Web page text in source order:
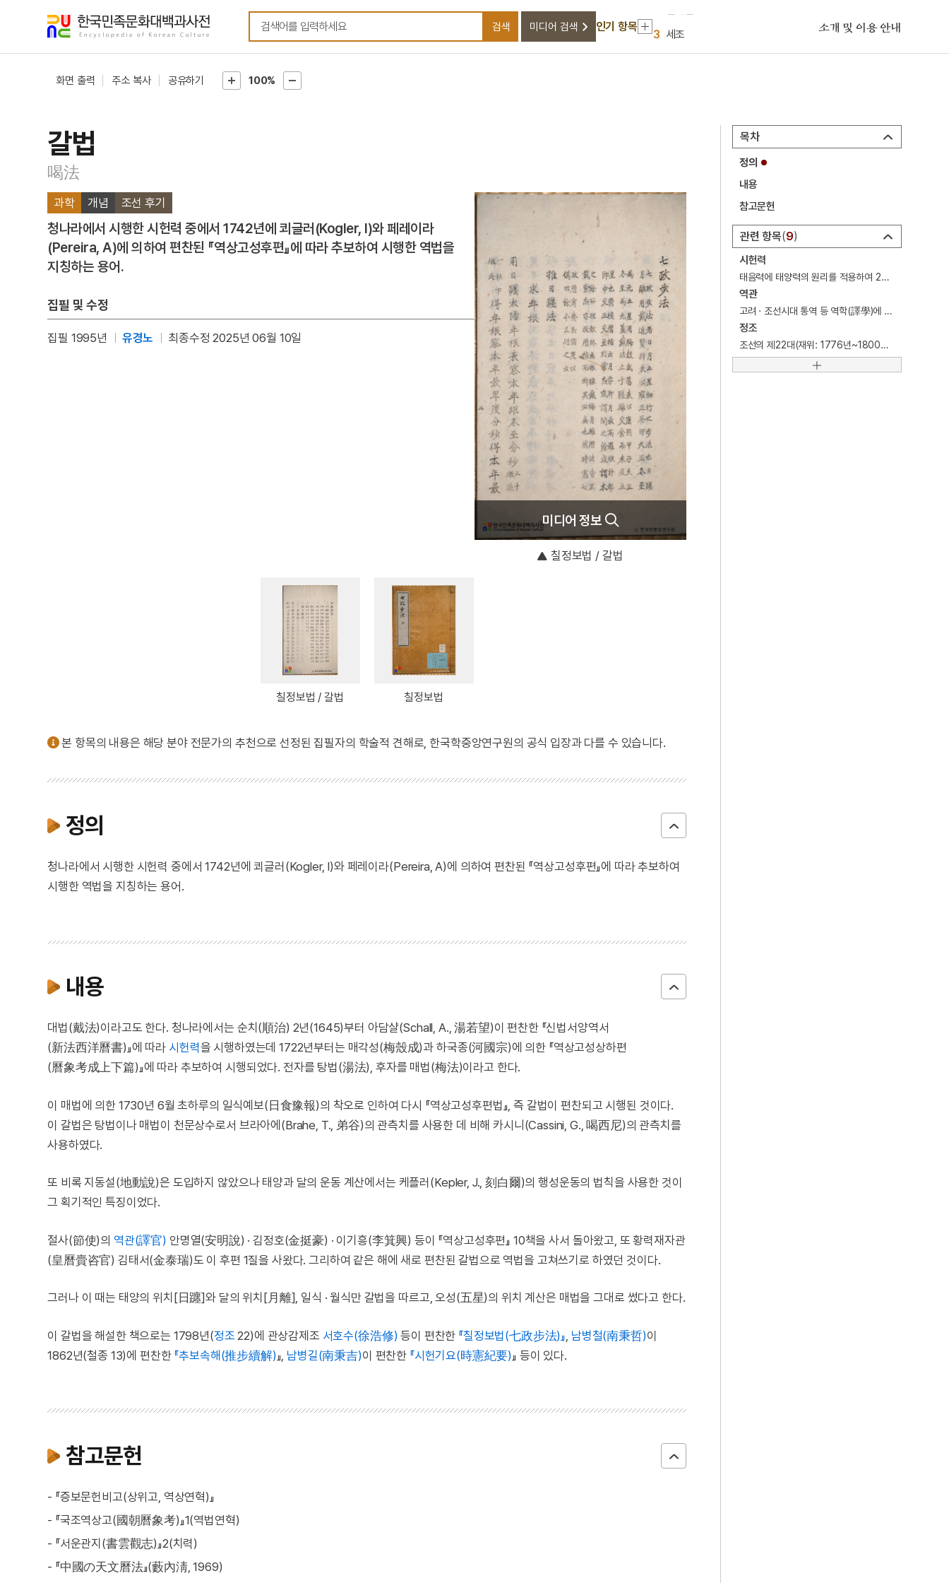
검색어를 입력하세요
검색 미디어 검색 인기 항목
3
세조
4
경주 백률사 금동 약사여래 입상
금성대군
3 세조
4
경주 백률사 금동 약사여래 입상
갈포
능소화
8
배비장전
9
순장
소개 및 이용 안내
화면 출력 주소 복사 공유하기 100%
목차
정의
내용
참고문헌
관련 항목 9
시헌력
태음력에 태양력의 원리를 적용하여 24절기의 시각과 하루의 시각을 정밀하게 계산하여 만든 역법(曆法).
역관
고려 · 조선시대 통역 등 역학(譯學)에 관한 일을 담당했던 관직.
정조
조선의 제22대(재위: 1776년~1800년) 왕.
갈법
喝法
과학 개념 조선 후기
청나라에서 시행한 시헌력 중에서 1742년에 쾨글러(Kogler, I)와 페레이라
(Pereira, A)에 의하여 편찬된 『역상고성후편』에 따라 추보하여 시행한 역법을
지칭하는 용어.
집필 및 수정
집필 1995년 유경노 최종수정 2025년 06월 10일
미디어 정보
칠정보법 / 갈법
칠정보법 / 갈법 칠정보법
본 항목의 내용은 해당 분야 전문가의 추천으로 선정된 집필자의 학술적 견해로, 한국학중앙연구원의 공식 입장과 다를 수 있습니다.
정의
청나라에서 시행한 시헌력 중에서 1742년에 쾨글러(Kogler, I)와 페레이라(Pereira, A)에 의하여 편찬된 『역상고성후편』에 따라 추보하여
시행한 역법을 지칭하는 용어.
내용
대법(戴法)이라고도 한다. 청나라에서는 순치(順治) 2년(1645)부터 아담샬(Schall, A., 湯若望)이 편찬한 『신법서양역서
(新法西洋曆書)』에 따라 시헌력을 시행하였는데 1722년부터는 매각성(梅殼成)과 하국종(河國宗)에 의한 『역상고성상하편
(曆象考成上下篇)』에 따라 추보하여 시행되었다. 전자를 탕법(湯法), 후자를 매법(梅法)이라고 한다.
이 매법에 의한 1730년 6월 초하루의 일식예보(日食豫報)의 착오로 인하여 다시 『역상고성후편법』, 즉 갈법이 편찬되고 시행된 것이다.
이 갈법은 탕법이나 매법이 천문상수로서 브라아에(Brahe, T., 弟谷)의 관측치를 사용한 데 비해 카시니(Cassini, G., 喝西尼)의 관측치를
사용하였다.
또 비록 지동설(地動說)은 도입하지 않았으나 태양과 달의 운동 계산에서는 케플러(Kepler, J., 刻白爾)의 행성운동의 법칙을 사용한 것이
그 획기적인 특징이었다.
절사(節使)의 역관(譯官) 안명열(安明說) · 김정호(金挺豪) · 이기흥(李箕興) 등이 『역상고성후편』 10책을 사서 돌아왔고, 또 황력재자관
(皇曆賷咨官) 김태서(金泰瑞)도 이 후편 1질을 사왔다. 그리하여 같은 해에 새로 편찬된 갈법으로 역법을 고쳐쓰기로 하였던 것이다.
그러나 이 때는 태양의 위치[日躔]와 달의 위치[月離], 일식 · 월식만 갈법을 따르고, 오성(五星)의 위치 계산은 매법을 그대로 썼다고 한다.
이 갈법을 해설한 책으로는 1798년(정조 22)에 관상감제조 서호수(徐浩修)등이 편찬한 『칠정보법(七政步法)』 남병철(南秉哲)이
1862년(철종 13)에 편찬한 『추보속해(推步續解)』, 남병길(南秉吉)이 편찬한 『시헌기요(時憲紀要)』 등이 있다.
참고문헌
- 『증보문헌비고(상위고, 역상연혁)』
- 『국조역상고(國朝曆象考)』1(역법연혁)
- 『서운관지(書雲觀志)』2(치력)
- 『中國の天文曆法』(藪內淸, 1969)